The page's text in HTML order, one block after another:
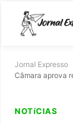
Jornal Expresso
Câmara aprova
NOTíCIAS